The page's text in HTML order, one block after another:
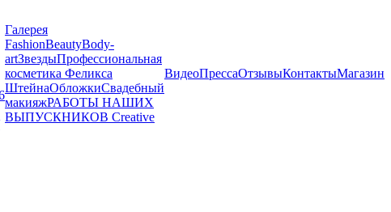
Галерея
FashionBeautyBody-
artЗвездыПрофессиональная
косметика Феликса
ШтейнаОбложкиСвадебный
макияжРАБОТЫ НАШИХ
ВЫПУСКНИКОВ Creative
ВидеоПрессаОтзывыКонтактыМагазин